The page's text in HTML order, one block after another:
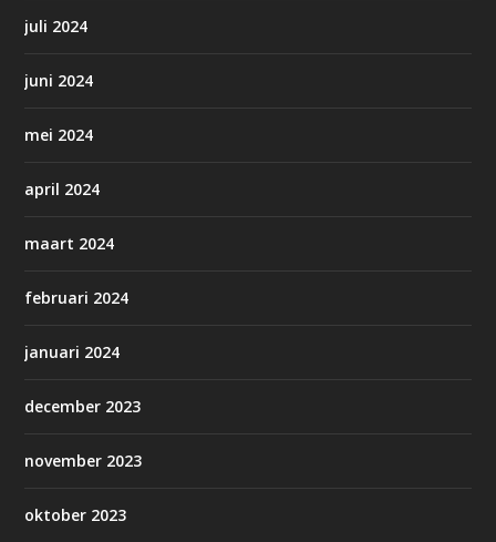
juli 2024
juni 2024
mei 2024
april 2024
maart 2024
februari 2024
januari 2024
december 2023
november 2023
oktober 2023